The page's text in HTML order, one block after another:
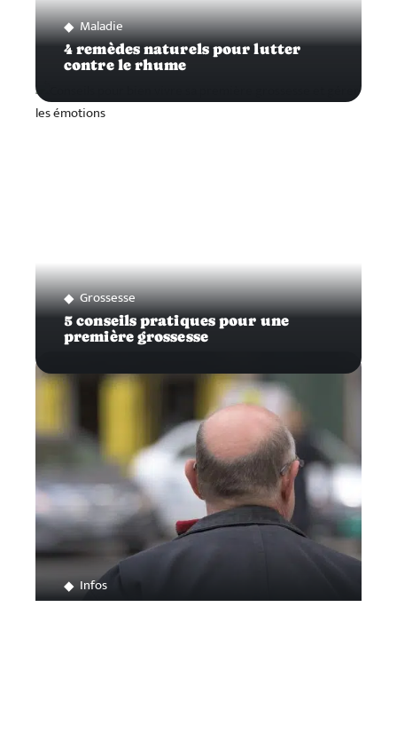
Maladie
4 remèdes naturels pour lutter
contre le rhume
Grossesse
5 conseils pratiques pour une
première grossesse
Infos